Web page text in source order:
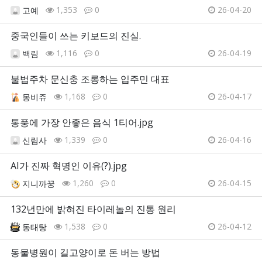
고예 1,353 0 26-04-20
중국인들이 쓰는 키보드의 진실.
백림 1,116 0 26-04-19
불법주차 문신충 조롱하는 입주민 대표
몽비쥬 1,168 0 26-04-17
통풍에 가장 안좋은 음식 1티어.jpg
신림사 1,339 0 26-04-16
AI가 진짜 혁명인 이유(?).jpg
지니까꿍 1,260 0 26-04-15
132년만에 밝혀진 타이레놀의 진통 원리
동태탕 1,538 0 26-04-12
동물병원이 길고양이로 돈 버는 방법